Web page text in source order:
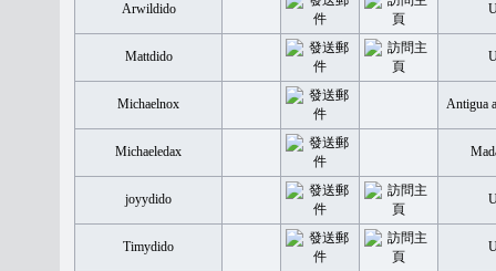
Arwildido
Mattdido
Michaelnox Antigua
Michaeledax
joyydido
Timydido